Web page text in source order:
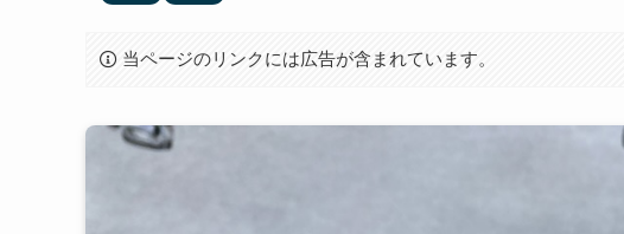
当ページのリンクには広告が含まれています。